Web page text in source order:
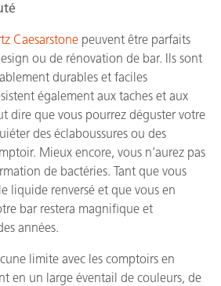
Caesarstone peuvent être parfaits
ou de rénovation de bar. Ils sont
durables et faciles
également aux taches et aux
dire que vous pourrez déguster votre
des éclaboussures ou des
Mieux encore, vous n’aurez pas
de bactéries. Tant que vous
liquide renversé et que vous en
bar restera magnifique et
années.
limite avec les comptoirs en
en un large éventail de couleurs, de